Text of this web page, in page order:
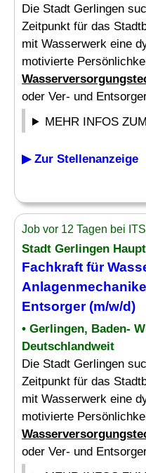
Die Stadt Gerlingen
Zeitpunkt für das
mit Wasserwerk eine
motivierte
oder Ver- und
MEHR INFOS
▶ Zur Stellenanzeige
Job vor 12 Tagen bei
Stadt Gerlingen
Fachkraft für
Entsorger (m/w/d)
• Gerlingen, Baden-
Deutschlandweit
Die Stadt Gerlingen
Zeitpunkt für das
mit Wasserwerk eine
motivierte
oder Ver- und